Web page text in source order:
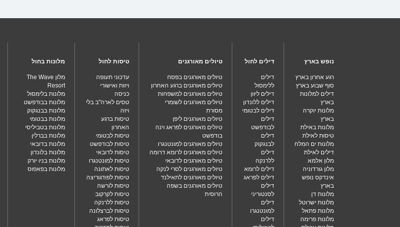
נופש בארץ
רגע אחרון בארץ
סוף שבוע בארץ
דילים למלונות
בארץ
מלונות יוקרה
בארץ
מלונות באילת
טיסות לאילת
מלונות ים המלח
דילים לאילת
מלון אלמא
מלון גורדוניה
אינדקס נופש
בארץ
מלונות דן
מלונות ישרוטל
מלונות פתאל
מלונות פרימה
דילים לחול
דילים
ללימסול
דילים ליוון
דילים ללונדון
דילים לבטומי
דילים
לבודפשט
דילים
לבנגקוק
דילים
ללרנקה
דילים לרומא
דילים לפראג
דילים
לסנטוריני
דילים
למונטנגרו
דילים
טיולים מאורגנים
טיולים מאורגנים בפסח
טיולים מאורגנים ברגע האחרון
טיולים מאורגנים למשפחות
טיולים מאורגנים לשומרי
מסורת
טיולים מאורגנים ליפן
טיולים מאורגנים לפראג וינה
בודפשט
טיולים מאורגנים למונטנגרו
טיולים מאורגנים לרומא דרומה
טיולים מאורגנים לדובאי
טיולים מאורגנים לסרי לנקה
טיולים מאורגנים לתאילנד
טיולים מאורגנים בשפה
הרוסית
טיסות לחול
עדכוני תעופה
ויזות ואישורי
כניסה
טסים לארה"ב בלי
ויזה
טיסות ברגע
האחרון
טיסות לבטומי
טיסות לבודפשט
טיסות לדובאי
טיסות למונטנגרו
טיסות לאתונה
טיסות לפודגוריצה
טיסות לורשה
טיסות לקרקוב
טיסות ללרנקה
טיסות לברצלונה
טיסות לפראג
מלונות בחול
מלון The Wave
Resort
מלונות בלימסול
מלונות בבודפשט
מלונות בבנגקוק
מלונות בבטומי
מלונות בטביליסי
מלונות בברלין
מלונות בדובאי
מלונות בלונדון
מלונות בניו יורק
מלונות בפאפוס